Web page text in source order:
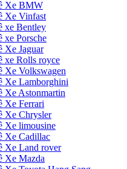
Xe BMW
Xe Vinfast
xe Bentley
xe Porsche
Xe Jaguar
xe Rolls royce
Xe Volkswagen
Xe Lamborghini
Xe Astonmartin
Xe Ferrari
Xe Chrysler
Xe limousine
Xe Cadillac
Xe Land rover
Xe Mazda